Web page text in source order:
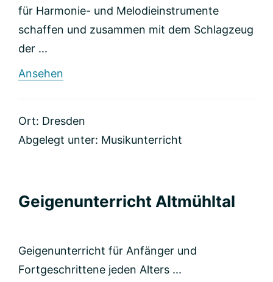
für Harmonie- und Melodieinstrumente
schaffen und zusammen mit dem Schlagzeug
der ...
Ansehen
Ort: Dresden
Abgelegt unter: Musikunterricht
Geigenunterricht Altmühltal
Geigenunterricht für Anfänger und
Fortgeschrittene jeden Alters ...